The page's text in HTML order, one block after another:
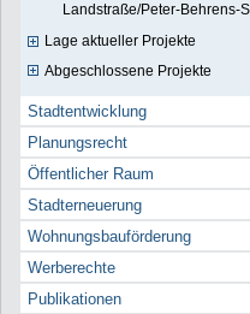
Landstraße/Peter-Behrens-
Lage aktueller Projekte
Abgeschlossene Projekte
Stadtentwicklung
Planungsrecht
Öffentlicher Raum
Stadterneuerung
Wohnungsbauförderung
Werberechte
Publikationen